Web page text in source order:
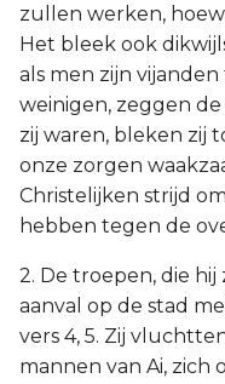
zullen werken,
Het bleek ook
als men zijn
weinigen, zeggen de
zij waren, bleken zij
onze zorgen
Christelijken strijd
hebben tegen de
2. De troepen, die
aanval op de stad
vers 4, 5. Zij
mannen van Ai, zich